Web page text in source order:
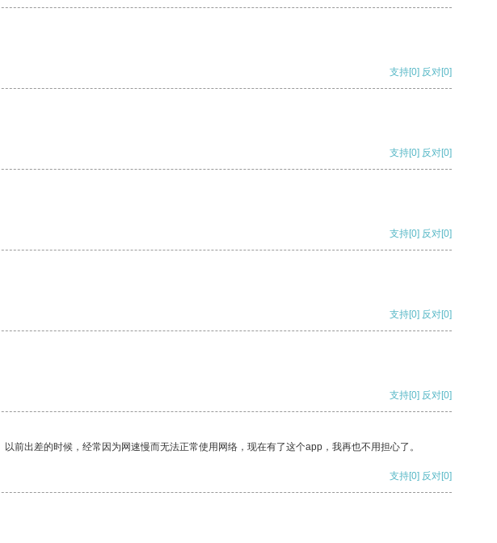
支持[0] 反对[0]
支持[0] 反对[0]
支持[0] 反对[0]
支持[0] 反对[0]
支持[0] 反对[0]
出差的时候，经常因为网速慢而无法正常使用网络，现在有了这个app，我再也不用担心了。
支持[0] 反对[0]